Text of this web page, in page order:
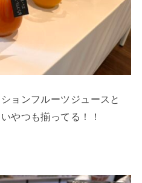
ョンフルーツジュースと
やつも揃ってる！！